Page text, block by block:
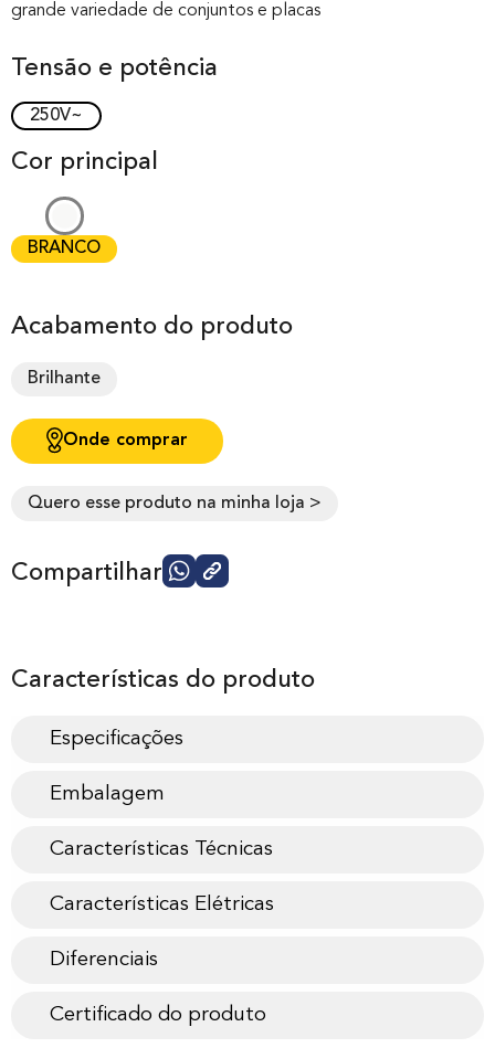
grande variedade de conjuntos e placas
Tensão e potência
250V~
Cor principal
BRANCO
Acabamento do produto
Brilhante
Onde comprar
Quero esse produto na minha loja >
Compartilhar
Características do produto
Especificações
Embalagem
Características Técnicas
Características Elétricas
Diferenciais
Certificado do produto